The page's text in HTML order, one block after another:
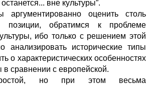
вне культуры”.
аргументированно оценить столь
позиции, обратимся к проблеме
ибо только с решением этой
анализировать историче­ские типы
о характеристических особенностях
в сравнении с европейской.
но при этом весьма